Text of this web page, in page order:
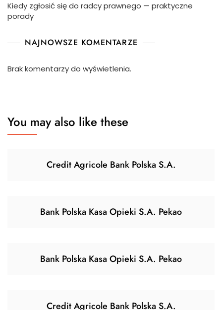
Kiedy zgłosić się do radcy prawnego — praktyczne
porady
NAJNOWSZE KOMENTARZE
Brak komentarzy do wyświetlenia.
You may also like these
Credit Agricole Bank Polska S.A.
Bank Polska Kasa Opieki S.A. Pekao
Bank Polska Kasa Opieki S.A. Pekao
Credit Agricole Bank Polska S.A.